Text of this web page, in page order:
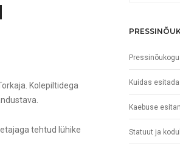
Kolepiltidega
tehtud lühike
Pressinõukogu
Kuidas
Kaebuse
Statuut ja